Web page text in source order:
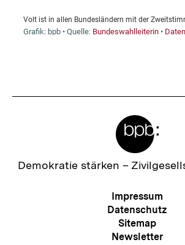
Zur
Demokratie stärken –
Meta-
Impressum
Datenschutz
Sitemap
Newsletter